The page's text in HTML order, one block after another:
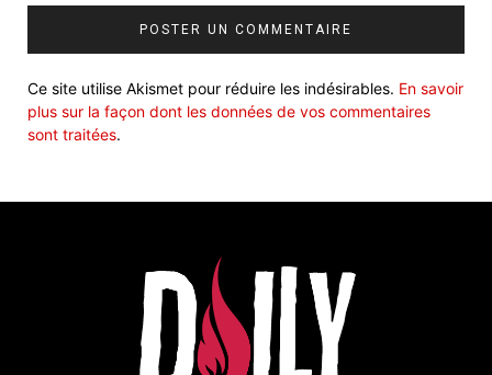
Ce site utilise Akismet pour réduire les indésirables. En savoir
plus sur la façon dont les données de vos commentaires
sont traitées.